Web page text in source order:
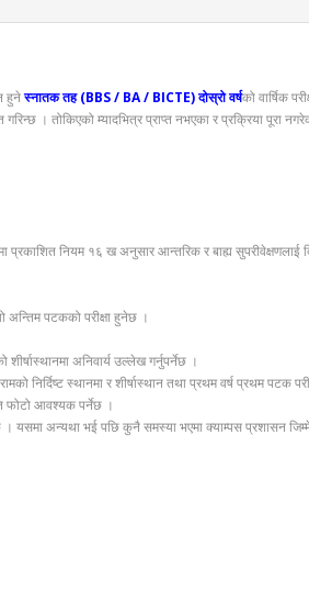
हुनेस्नातक तह (BBS / BA / BICTE) दोस्रो वर्षको वार्षिक
। तोकिएको म्यादभित्र प्राप्त नभएका र प्रक्रिया पूरा
नियम १६ ख अनुसार आन्तरिक र बाह्य सुपरीवेक्षणलाई
अन्तिम पटकको परीक्षा हुनेछ ।
शीर्षास्थानमा अनिवार्य उल्लेख गर्नुपर्नेछ ।
निर्दिष्ट स्थानमा र शीर्षास्थान तथा प्रथम वर्ष प्रथम पटक
फोटो आवश्यक पर्नेछ ।
। यसमा अन्यथा भई पछि कुनै समस्या भएमा क्याम्पस प्रशासन